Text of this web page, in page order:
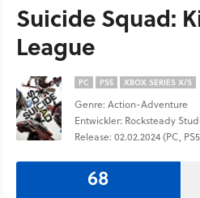
Suicide Squad:
League
PC PS5 XBOX SERIES X/S
Genre: Action-Adventure
Entwickler: Rocksteady
Release: 02.02.2024 (PC,
68